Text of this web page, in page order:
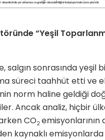
“Yeşil
salgın sonrasında yeşil
süreci taahhüt etti ve
norm haline geldiği
Ancak analiz, hiçbir
CO2
kaynaklı emisyonlarda